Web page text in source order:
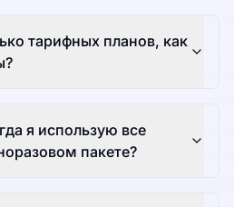
тарифных планов, как
я использую все
пакете?